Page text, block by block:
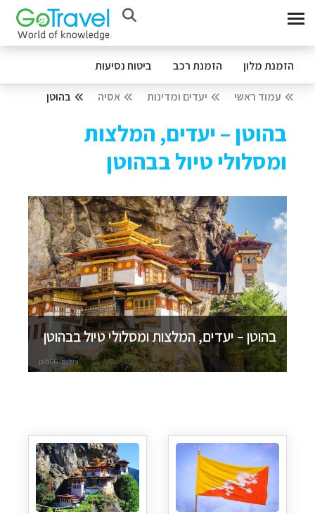
הזמנת מלון הזמנת רכב ביטוח נסיעות
עמוד ראשי יעדים ומדינות אסיה בהוטן
בהוטן – יעדים, המלצות
ומסלולי טיול בבהוטן
בהוטן – יעדים, המלצות ומסלולי טיול בבהוטן
צילום: plb06